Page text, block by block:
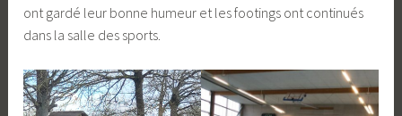
ont gardé leur bonne humeur et les footings ont continués
dans la salle des sports.